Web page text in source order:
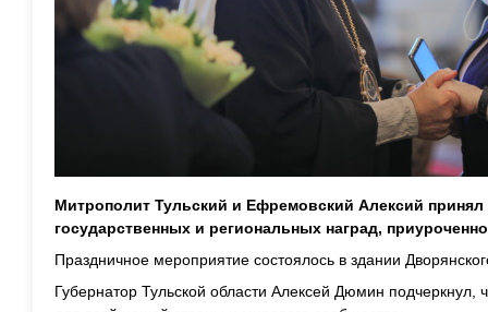
Митрополит Тульский и Ефремовский Алексий
государственных и региональных наград,
Праздничное мероприятие состоялось в здании
Губернатор Тульской области Алексей Дюмин подчеркнул,